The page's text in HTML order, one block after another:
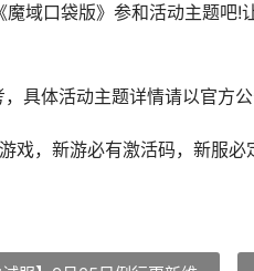
口袋版》参和活动主题吧!
体活动主题详情请以官方公
戏，新游必有激活码，新服